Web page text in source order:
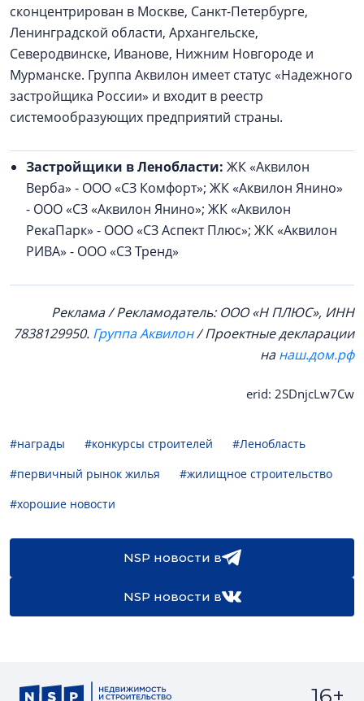
сконцентрирован в Москве, Санкт-Петербурге,
Ленинградской области, Архангельске,
Северодвинске, Иванове, Нижним Новгороде и
Мурманске. Группа Аквилон имеет статус «Надежного
застройщика России» и входит в реестр
системообразующих предприятий страны.
Застройщики в Ленобласти: ЖК «Аквилон
Верба» - ООО «СЗ Комфорт»; ЖК «Аквилон Янино»
- ООО «СЗ «Аквилон Янино»; ЖК «Аквилон
РекаПарк» - ООО «СЗ Аспект Плюс»; ЖК «Аквилон
РИВА» - ООО «СЗ Тренд»
Реклама / Рекламодатель: ООО «Н ПЛЮС», ИНН
7838129950. Группа Аквилон/ Проектные декларации
нанаш.дом.рф
erid: 2SDnjcLw7Cw
#награды #конкурсы строителей
#Ленобласть
#первичный рынок жилья
#жилищное строительство
#хорошие новости
NSP новости в
NSP новости в